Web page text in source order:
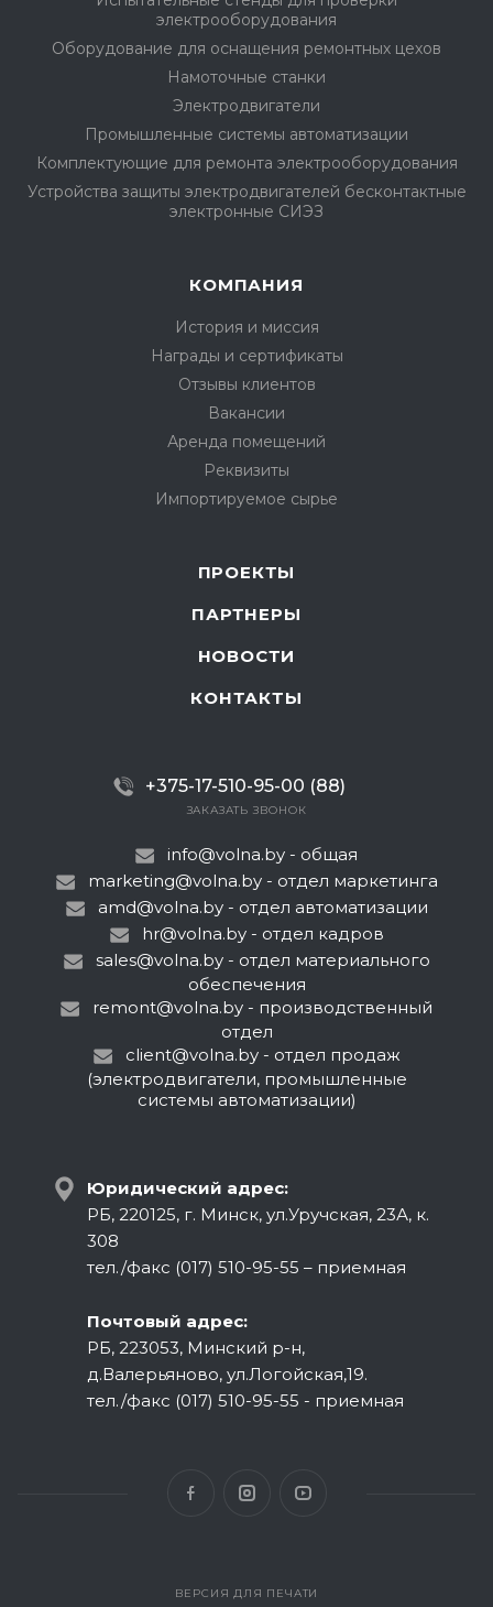
электрооборудования
Оборудование для оснащения ремонтных цехов
Намоточные станки
Электродвигатели
Промышленные системы автоматизации
Комплектующие для ремонта электрооборудования
Устройства защиты электродвигателей бесконтактные
электронные СИЭЗ
КОМПАНИЯ
История и миссия
Награды и сертификаты
Отзывы клиентов
Вакансии
Аренда помещений
Реквизиты
Импортируемое сырье
ПРОЕКТЫ
ПАРТНЕРЫ
НОВОСТИ
КОНТАКТЫ
+375-17-510-95-00 (88)
ЗАКАЗАТЬ ЗВОНОК
info@volna.by - общая
marketing@volna.by- отдел маркетинга
amd@volna.by- отдел автоматизации
hr@volna.by- отдел кадров
sales@volna.by- отдел материального
обеспечения
remont@volna.by - производственный
отдел
client@volna.by- отдел продаж
(электродвигатели, промышленные
системы автоматизации)
Юридический адрес:
РБ, 220125, г. Минск, ул.Уручская, 23А, к.
308
тел./факс (017) 510-95-55 – приемная
Почтовый адрес:
РБ, 223053, Минский р-н,
д.Валерьяново, ул.Логойская,19.
тел./факс (017) 510-95-55 - приемная
ВЕРСИЯ ДЛЯ ПЕЧАТИ